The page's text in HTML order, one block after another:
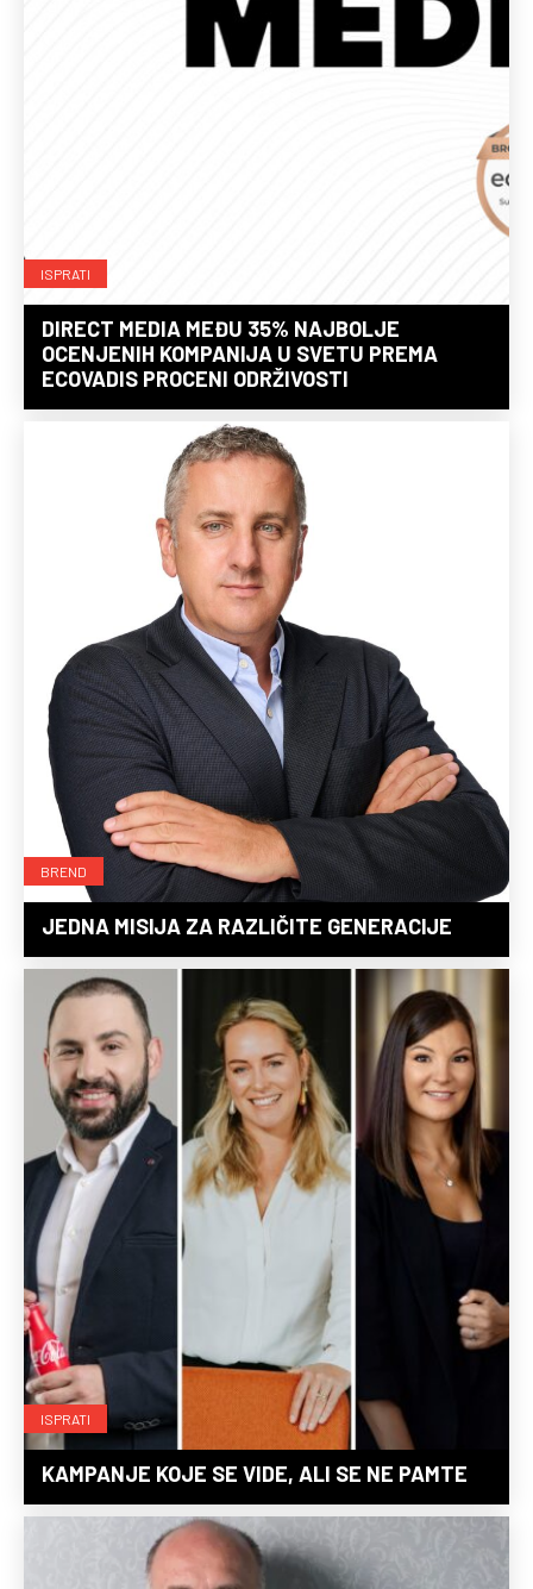
ISPRATI
DIRECT MEDIA MEĐU 35% NAJBOLJE
OCENJENIH KOMPANIJA U SVETU PREMA
ECOVADIS PROCENI ODRŽIVOSTI
BREND
JEDNA MISIJA ZA RAZLIČITE GENERACIJE
ISPRATI
KAMPANJE KOJE SE VIDE, ALI SE NE PAMTE